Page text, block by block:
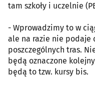
tam szkoły i uczelnie
- Wprowadzimy to w
ale na razie nie podaje
poszczególnych tras.
będą oznaczone
będą to tzw. kursy bis.